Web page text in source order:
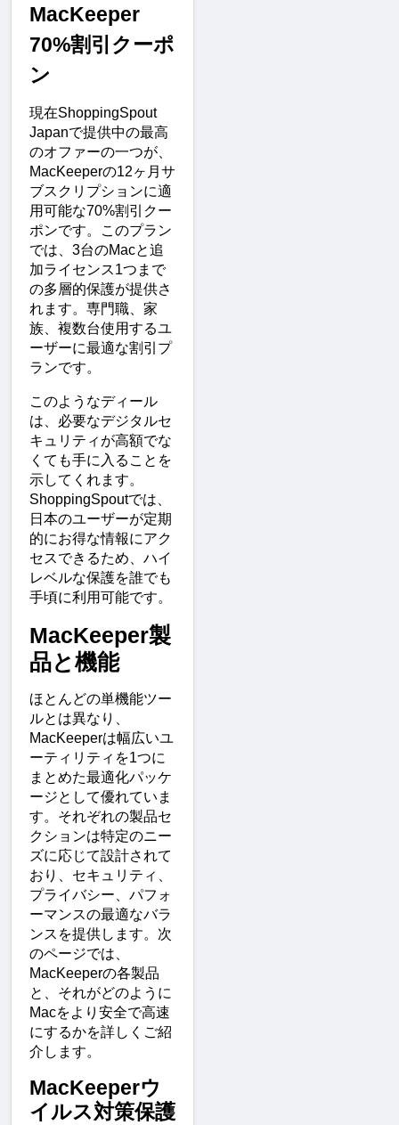
MacKeeper
70%割引クーポ
ン
現在ShoppingSpout
Japanで提供中の最高
のオファーの一つが、
MacKeeperの12ヶ月サ
ブスクリプションに適
用可能な70%割引クー
ポンです。このプラン
では、3台のMacと追
加ライセンス1つまで
の多層的保護が提供さ
れます。専門職、家
族、複数台使用するユ
ーザーに最適な割引プ
ランです。
このようなディール
は、必要なデジタルセ
キュリティが高額でな
くても手に入ることを
示してくれます。
ShoppingSpoutでは、
日本のユーザーが定期
的にお得な情報にアク
セスできるため、ハイ
レベルな保護を誰でも
手頃に利用可能です。
MacKeeper製
品と機能
ほとんどの単機能ツー
ルとは異なり、
MacKeeperは幅広いユ
ーティリティを1つに
まとめた最適化パッケ
ージとして優れていま
す。それぞれの製品セ
クションは特定のニー
ズに応じて設計されて
おり、セキュリティ、
プライバシー、パフォ
ーマンスの最適なバラ
ンスを提供します。次
のページでは、
MacKeeperの各製品
と、それがどのように
Macをより安全で高速
にするかを詳しくご紹
介します。
MacKeeperウ
イルス対策保護